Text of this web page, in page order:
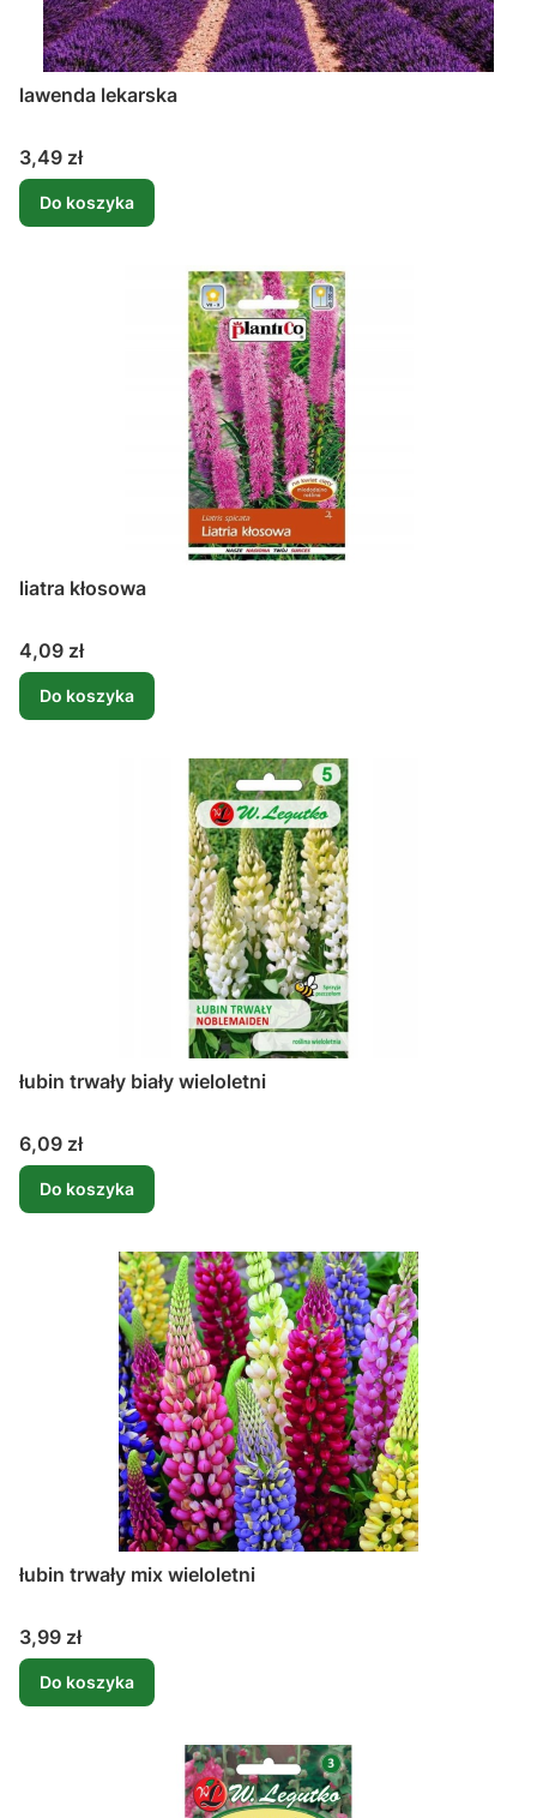
lawenda lekarska
Cena
3,49 zł
Do koszyka
liatra kłosowa
Cena
4,09 zł
Do koszyka
łubin trwały biały wieloletni
Cena
6,09 zł
Do koszyka
łubin trwały mix wieloletni
Cena
3,99 zł
Do koszyka